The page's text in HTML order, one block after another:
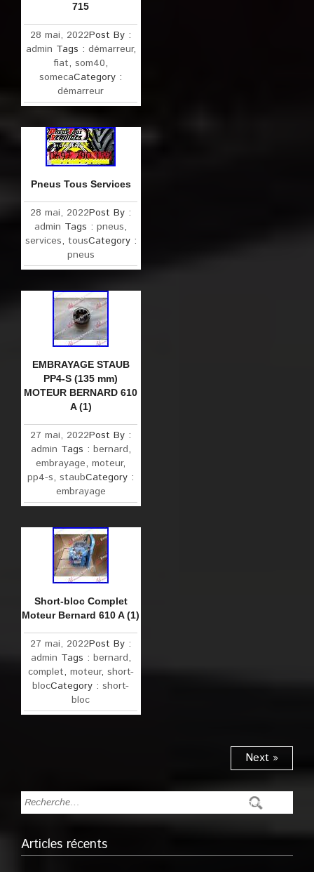
715
28 mai, 2022Post By :
admin Tags : démarreur,
fiat,som40,
somecaCategory :
démarreur
Pneus Tous Services
28 mai, 2022Post By :
admin Tags :pneus,
services, tousCategory :
pneus
EMBRAYAGE STAUB
PP4-S (135 mm)
MOTEUR BERNARD 610
A (1)
27 mai, 2022Post By :
admin Tags : bernard,
embrayage,moteur,
pp4-s,staubCategory :
embrayage
Short-bloc Complet
Moteur Bernard 610 A (1)
27 mai, 2022Post By :
admin Tags : bernard,
complet, moteur, short-
blocCategory :short-
bloc
Next »
Articles récents